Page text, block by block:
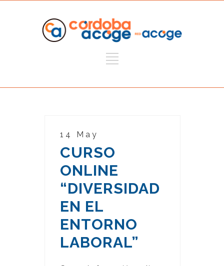
14 May
CURSO
ONLINE
“DIVERSIDAD
EN EL
ENTORNO
LABORAL”